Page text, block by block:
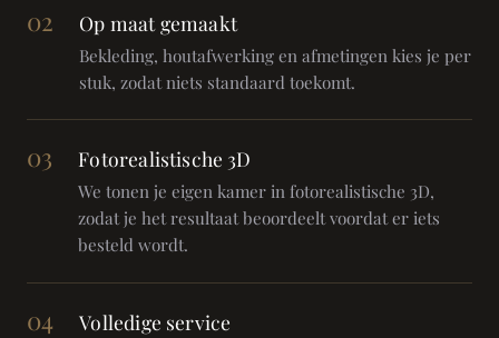
02 Op maat gemaakt
Bekleding, houtafwerking en afmetingen kies je per
stuk, zodat niets standaard toekomt.
03 Fotorealistische 3D
We tonen je eigen kamer in fotorealistische 3D,
zodat je het resultaat beoordeelt voordat er iets
besteld wordt.
04 Volledige service